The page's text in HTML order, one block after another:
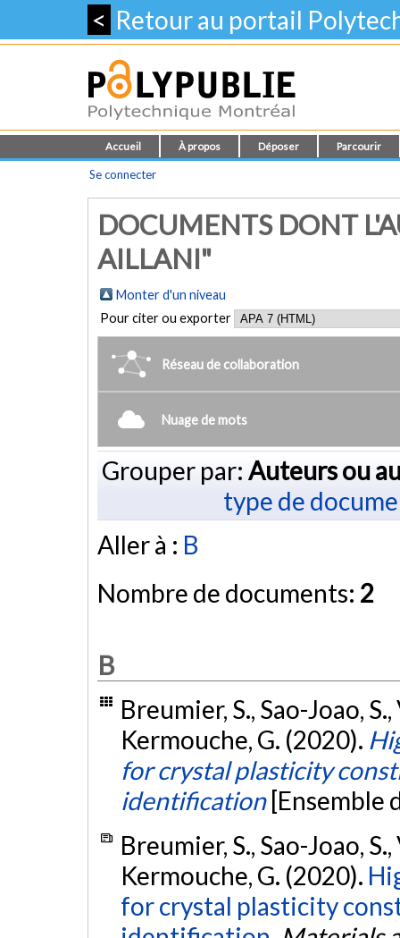
< Retour au portail
Accueil À propos Déposer Parcourir
Se connecter
DOCUMENTS DONT
AILLANI"
Monter d'un niveau
Pour citer ou exporter
Réseau de collaboration
Nuage de mots
Grouper par: Auteurs ou
type de
Aller à : B
Nombre de documents: 2
B
Breumier, S., Sao-Joao,
Kermouche, G. (2020).
for crystal plasticity
identification [Ensemble
Breumier, S., Sao-Joao,
Kermouche, G. (2020).
for crystal plasticity